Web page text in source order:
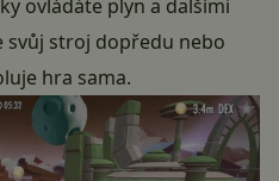
ovládáte plyn a dalšími
svůj stroj dopředu nebo
hra sama.